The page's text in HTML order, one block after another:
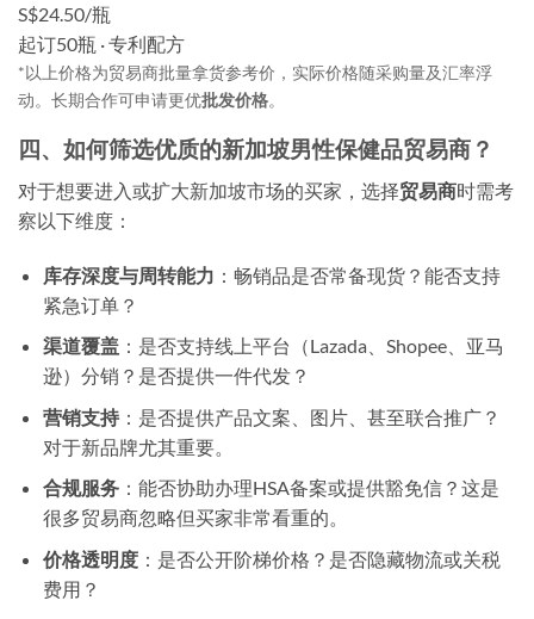
S$24.50/瓶
起订50瓶 · 专利配方
*以上价格为贸易商批量拿货参考价，实际价格随采购量及汇率浮
动。长期合作可申请更优批发价格。
四、如何筛选优质的新加坡男性保健品贸易商？
对于想要进入或扩大新加坡市场的买家，选择贸易商时需考
察以下维度：
库存深度与周转能力 ：畅销品是否常备现货？能否支持
紧急订单？
渠道覆盖：是否支持线上平台（Lazada、Shopee、亚马
逊）分销？是否提供一件代发？
营销支持：是否提供产品文案、图片、甚至联合推广？
对于新品牌尤其重要。
合规服务：能否协助办理HSA备案或提供豁免信？这是
很多贸易商忽略但买家非常看重的。
价格透明度：是否公开阶梯价格？是否隐藏物流或关税
费用？